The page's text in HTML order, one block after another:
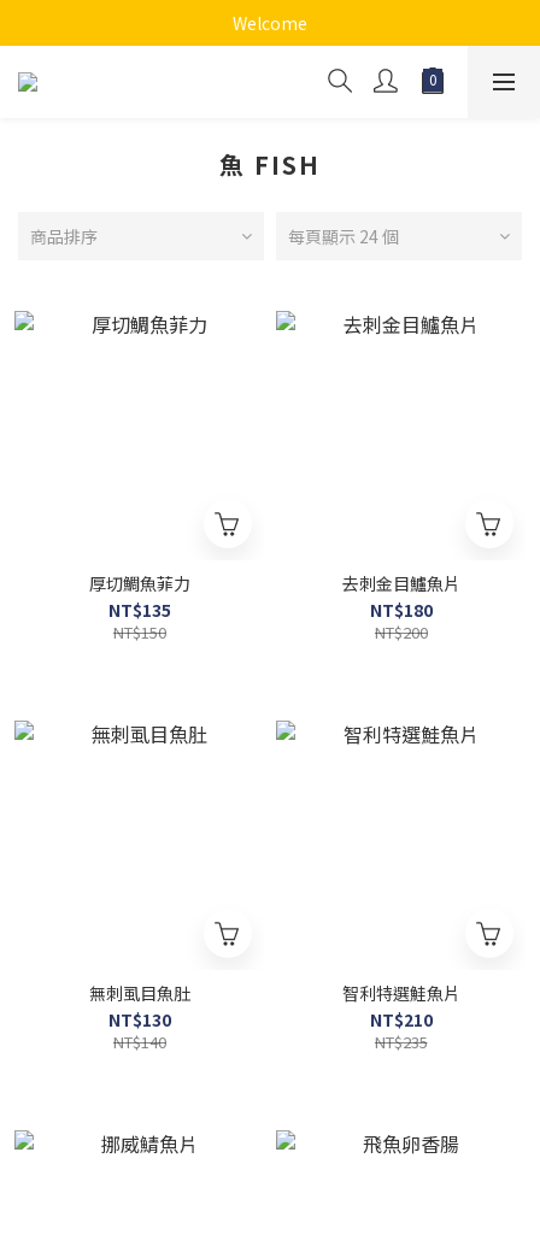
Welcome
魚 FISH
商品排序 每頁顯示 24 個
厚切鯛魚菲力
NT$135
NT$150
去刺金目鱸魚片
NT$180
NT$200
無刺虱目魚肚
NT$130
NT$140
智利特選鮭魚片
NT$210
NT$235